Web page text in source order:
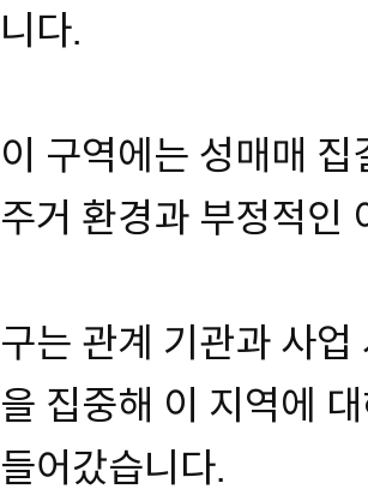
니다.
이 구역에는 성매매
주거 환경과 부정적인
구는 관계 기관과 사
을 집중해 이 지역에
들어갔습니다.